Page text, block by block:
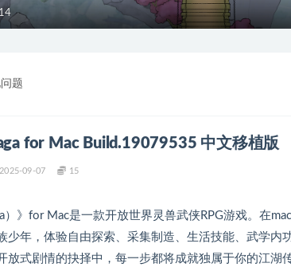
题
for Mac Build.19079535 中文移植版
2025-09-07 15
）》for Mac是一款开放世界灵兽武侠RPG游戏。在
少年，体验自由探索、采集制造、生活技能、武学内
放式剧情的抉择中，每一步都将成就独属于你的江湖传